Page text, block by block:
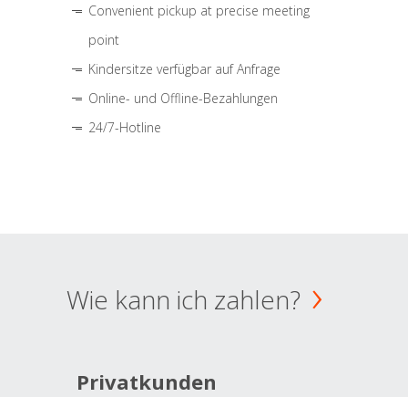
Convenient pickup at precise meeting
point
Kindersitze verfügbar auf Anfrage
Online- und Offline-Bezahlungen
24/7-Hotline
Wie kann ich zahlen?
Privatkunden